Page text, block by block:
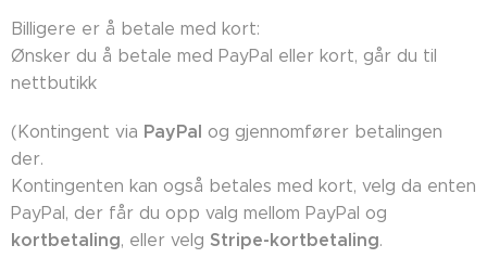
Billigere er å betale med kort:
Ønsker du å betale med PayPal eller kort, går du til
nettbutikk
(Kontingent via PayPal og gjennomfører betalingen
der.
Kontingenten kan også betales med kort, velg da enten
PayPal, der får du opp valg mellom PayPal og
kortbetaling, eller velg Stripe-kortbetaling.